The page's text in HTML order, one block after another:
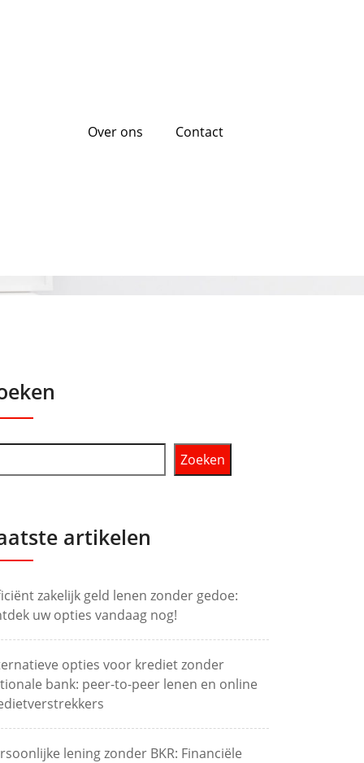
Over ons Contact
Zoeken
artikelen
zakelijk geld lenen zonder gedoe:
uw opties vandaag nog!
opties voor krediet zonder
bank: peer-to-peer lenen en online
lening zonder BKR: Financiële